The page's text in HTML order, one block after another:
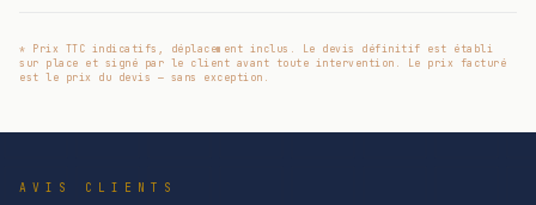
* Prix TTC indicatifs, déplacement inclus. Le devis définitif est établi
sur place et signé par le client avant toute intervention. Le prix facturé
est le prix du devis — sans exception.
AVIS CLIENTS